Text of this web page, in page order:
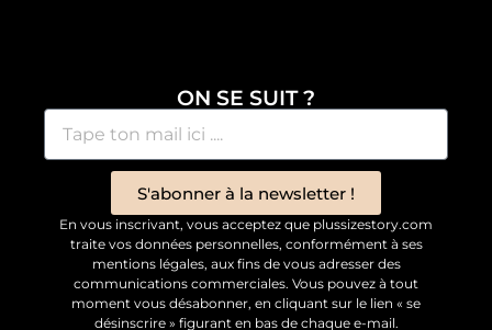
ON SE SUIT ?
S'abonner à la newsletter !
En vous inscrivant, vous acceptez que plussizestory.com
traite vos données personnelles, conformément à ses
mentions légales, aux fins de vous adresser des
communications commerciales. Vous pouvez à tout
moment vous désabonner, en cliquant sur le lien « se
désinscrire » figurant en bas de chaque e-mail.